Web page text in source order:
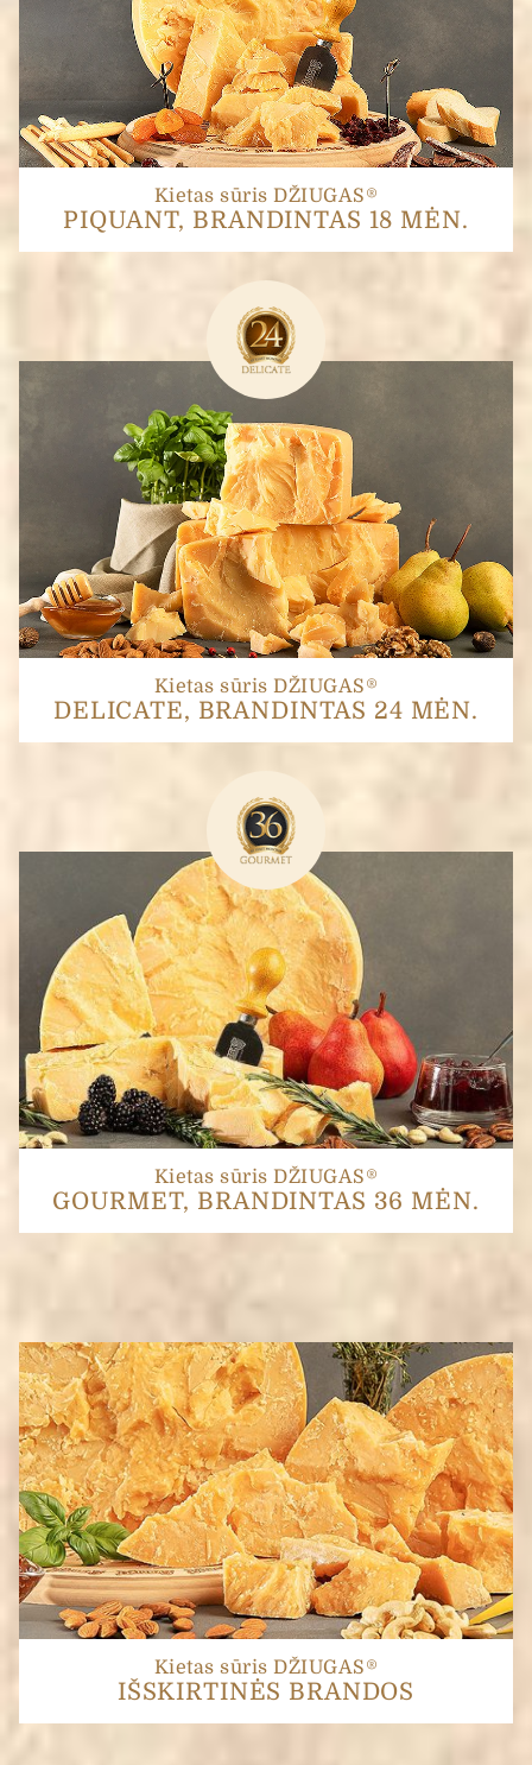
Kietas sūris DŽIUGAS®
PIQUANT, BRANDINTAS 18 MĖN.
Kietas sūris DŽIUGAS®
DELICATE, BRANDINTAS 24 MĖN.
Kietas sūris DŽIUGAS®
GOURMET, BRANDINTAS 36 MĖN.
Kietas sūris DŽIUGAS®
IŠSKIRTINĖS BRANDOS